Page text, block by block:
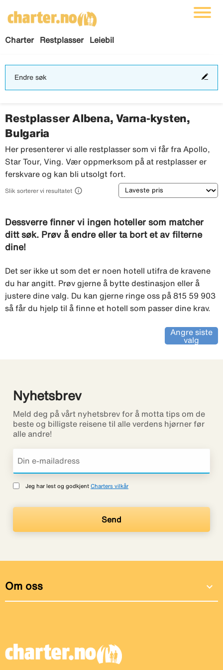
Charter Restplasser Leiebil
Endre søk
Restplasser Albena, Varna-kysten,
Bulgaria
Her presenterer vi alle restplasser som vi får fra Apollo,
Star Tour, Ving. Vær oppmerksom på at restplasser er
ferskvare og kan bli utsolgt fort.
Slik sorterer vi resultatet  Sortering
Dessverre finner vi ingen hoteller som matcher
ditt søk. Prøv å endre eller ta bort et av filterne
dine!
Det ser ikke ut som det er noen hotell utifra de kravene
du har angitt. Prøv gjerne å bytte destinasjon eller å
justere dine valg. Du kan gjerne ringe oss på 815 59 903
så får du hjelp til å finne et hotell som passer dine krav.
Angre siste
valg
Nyhetsbrev
Meld deg på vårt nyhetsbrev for å motta tips om de
beste og billigste reisene til alle verdens hjørner før
alle andre!
Jeg har lest og godkjent Charters vilkår
Om oss expand_more